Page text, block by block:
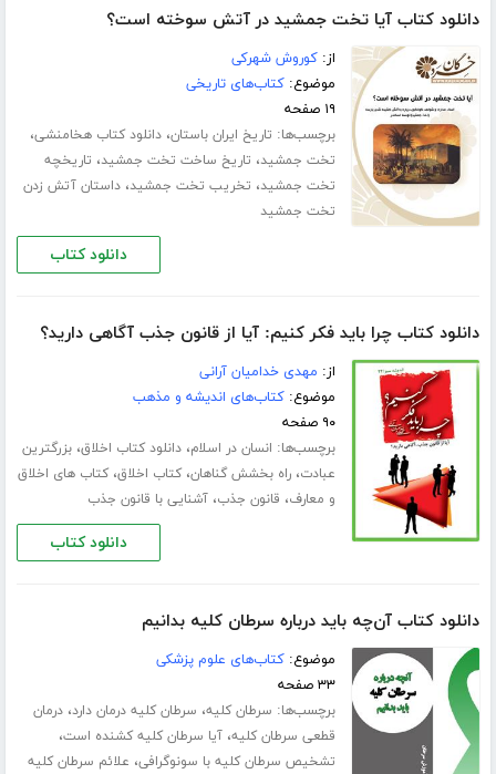
دانلود کتاب آیا تخت جمشید در آتش سوخته است؟
از:کوروش شهرکی
موضوع:کتاب‌های تاریخی
۱۹ صفحه
برچسب‌ها: تاریخ ایران باستان،دانلود کتاب هخامنشی،
تخت جمشید، تاریخ ساخت تخت جمشید، تاریخچه
تخت جمشید، تخریب تخت جمشید،داستان آتش زدن
تخت جمشید
دانلود کتاب
دانلود کتاب چرا باید فکر کنیم: آیا از قانون جذب آگاهی دارید؟
از: مهدی خدامیان آرانی
موضوع:کتاب‌های اندیشه و مذهب
۹۰ صفحه
برچسب‌ها: انسان در اسلام،دانلود کتاب اخلاق،بزرگترین
عبادت،راه بخشش گناهان،کتاب اخلاق،کتاب های اخلاق
و معارف، قانون جذب،آشنایی با قانون جذب
دانلود کتاب
دانلود کتاب آن‌چه باید درباره سرطان کلیه بدانیم
موضوع:کتاب‌های علوم پزشکی
۳۳ صفحه
برچسب‌ها: سرطان کلیه، سرطان کلیه درمان دارد،درمان
قطعی سرطان کلیه،آیا سرطان کلیه کشنده است،
تشخیص سرطان کلیه با سونوگرافی، علائم سرطان کلیه